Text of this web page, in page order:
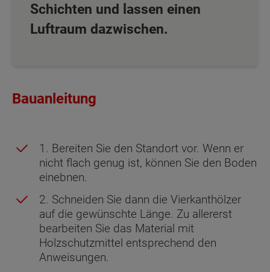
Schichten und lassen einen
Luftraum dazwischen.
Bauanleitung
1. Bereiten Sie den Standort vor. Wenn er
nicht flach genug ist, können Sie den Boden
einebnen.
2. Schneiden Sie dann die Vierkanthölzer
auf die gewünschte Länge. Zu allererst
bearbeiten Sie das Material mit
Holzschutzmittel entsprechend den
Anweisungen.